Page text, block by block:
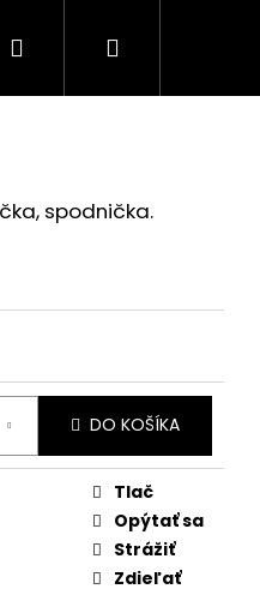
PrihlásenieNákupný
spodnička.
DO KOŠÍKA
Tlač
Opýtať sa
Strážiť
Zdieľať